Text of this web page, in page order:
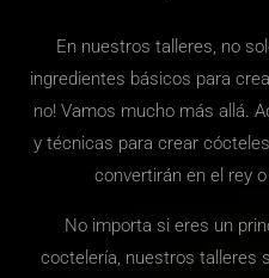
En nuestros talleres, no
ingredientes básicos para
no! Vamos mucho más allá.
y técnicas para crear
convertirán en el rey
No importa si eres un
coctelería, nuestros talleres